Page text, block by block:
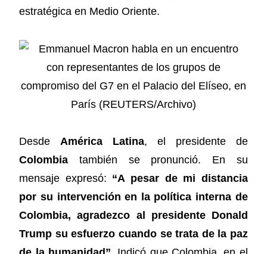
estratégica en Medio Oriente.
DesdeAmérica Latina, el presidente de
Colombia también se pronunció. En su
mensaje expresó: “A pesar de mi distancia
por su intervención en la política interna de
Colombia, agradezco al presidente Donald
Trump su esfuerzo cuando se trata de la paz